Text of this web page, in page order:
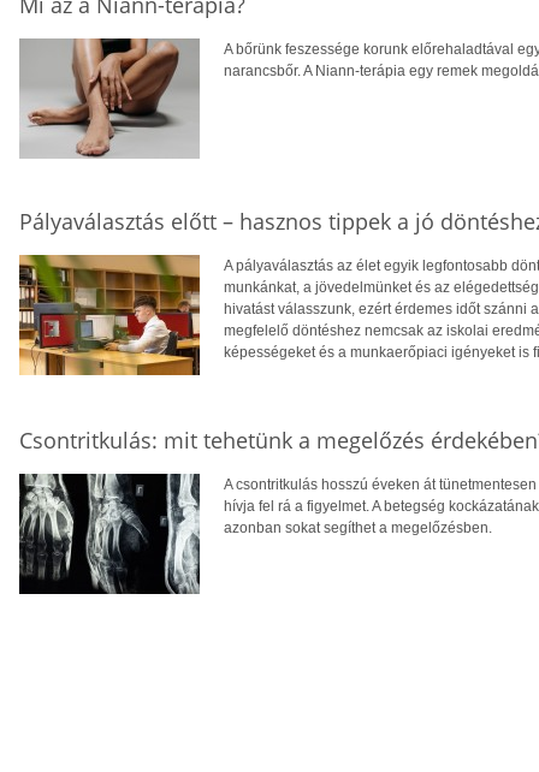
A bőrünk feszessége korunk előrehaladtával
narancsbőr. A Niann-terápia egy remek
Pályaválasztás előtt – hasznos tippek a jó
A pályaválasztás az élet egyik legfontosabb
munkánkat, a jövedelmünket és az
hivatást válasszunk, ezért érdemes időt szánni
megfelelő döntéshez nemcsak az iskolai
képességeket és a munkaerőpiaci igényeket is
Csontritkulás: mit tehetünk a megelőzés
A csontritkulás hosszú éveken át
hívja fel rá a figyelmet. A betegség
azonban sokat segíthet a megelőzésben.